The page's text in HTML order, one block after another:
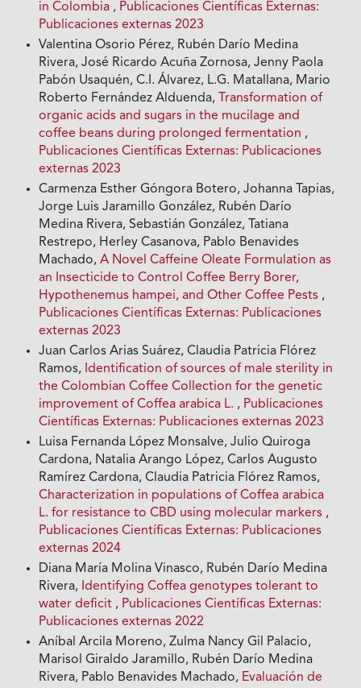
in Colombia , Publicaciones Científicas Externas:
Publicaciones externas 2023
Valentina Osorio Pérez, Rubén Darío Medina
Rivera, José Ricardo Acuña Zornosa, Jenny Paola
Pabón Usaquén, C.I. Álvarez, L.G. Matallana, Mario
Roberto Fernández Alduenda, Transformation of
organic acids and sugars in the mucilage and
coffee beans during prolonged fermentation ,
Publicaciones Científicas Externas: Publicaciones
externas 2023
Carmenza Esther Góngora Botero, Johanna Tapias,
Jorge Luis Jaramillo González, Rubén Darío
Medina Rivera, Sebastián González, Tatiana
Restrepo, Herley Casanova, Pablo Benavides
Machado,A Novel Caffeine Oleate Formulation as
an Insecticide to Control Coffee Berry Borer,
Hypothenemus hampei, and Other Coffee Pests ,
Publicaciones Científicas Externas: Publicaciones
externas 2023
Juan Carlos Arias Suárez, Claudia Patricia Flórez
Ramos, Identification of sources of male sterility in
the Colombian Coffee Collection for the genetic
improvement of Coffea arabica L. , Publicaciones
Científicas Externas: Publicaciones externas 2023
Luisa Fernanda López Monsalve, Julio Quiroga
Cardona, Natalia Arango López, Carlos Augusto
Ramírez Cardona, Claudia Patricia Flórez Ramos,
Characterization in populations of Coffea arabica
L. for resistance to CBD using molecular markers ,
Publicaciones Científicas Externas: Publicaciones
externas 2024
Diana María Molina Vinasco, Rubén Darío Medina
Rivera, Identifying Coffea genotypes tolerant to
water deficit , Publicaciones Científicas Externas:
Publicaciones externas 2022
Aníbal Arcila Moreno, Zulma Nancy Gil Palacio,
Marisol Giraldo Jaramillo, Rubén Darío Medina
Rivera, Pablo Benavides Machado, Evaluación de